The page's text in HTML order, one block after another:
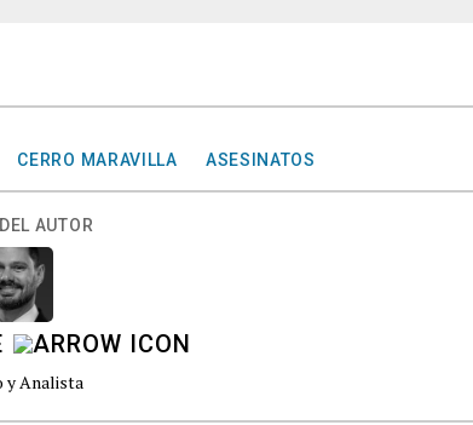
CERRO MARAVILLA ASESINATOS
AUTOR
y Analista